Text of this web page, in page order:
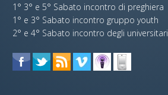
1° 3° e 5° Sabato incontro di preghiera
1° e 3° Sabato incontro gruppo youth
2° e 4° Sabato incontro degli universitari